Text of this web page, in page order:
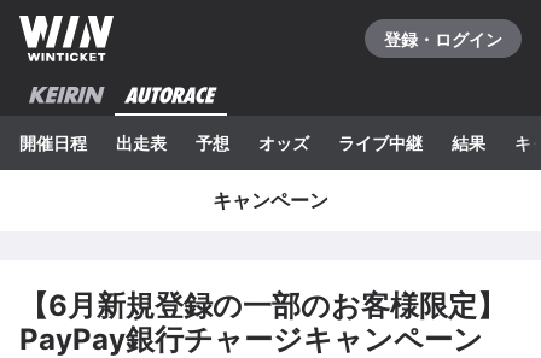
登録・ログイン
開催日程 出走表 予想 オッズ ライブ中継 結果 キ
キャンペーン
【6月新規登録の一部のお客様限定】
PayPay銀行チャージキャンペーン